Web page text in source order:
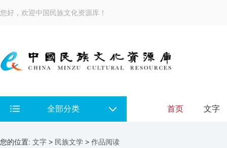
您好，欢迎中国民族文化资源库！
全部分类 首页 文字
您的位置: 文字 > 民族文学 > 作品阅读